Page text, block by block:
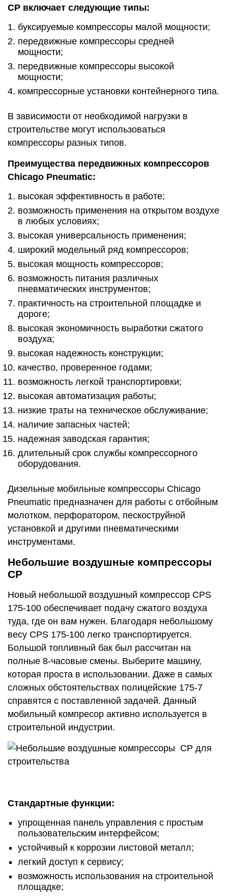
CP включает следующие типы:
буксируемые компрессоры малой мощности;
передвижные компрессоры средней
мощности;
передвижные компрессоры высокой
мощности;
компрессорные установки контейнерного типа.
В зависимости от необходимой нагрузки в
строительстве могут использоваться
компрессоры разных типов.
Преимущества передвижных компрессоров
Chicago Pneumatic:
высокая эффективность в работе;
возможность применения на открытом воздухе
в любых условиях;
высокая универсальность применения;
широкий модельный ряд компрессоров;
высокая мощность компрессоров;
возможность питания различных
пневматических инструментов;
практичность на строительной площадке и
дороге;
высокая экономичность выработки сжатого
воздуха;
высокая надежность конструкции;
качество, проверенное годами;
возможность легкой транспортировки;
высокая автоматизация работы;
низкие траты на техническое обслуживание;
наличие запасных частей;
надежная заводская гарантия;
длительный срок службы компрессорного
оборудования.
Дизельные мобильные компрессоры Chicago
Pneumatic предназначен для работы с отбойным
молотком, перфоратором, пескоструйной
установкой и другими пневматическими
инструментами.
Небольшие воздушные компрессоры
CP
Новый небольшой воздушный компрессор CPS
175-100 обеспечивает подачу сжатого воздуха
туда, где он вам нужен. Благодаря небольшому
весу CPS 175-100 легко транспортируется.
Большой топливный бак был рассчитан на
полные 8-часовые смены. Выберите машину,
которая проста в использовании. Даже в самых
сложных обстоятельствах полицейские 175-7
справятся с поставленной задачей. Данный
мобильный компресор активно используется в
строительной индустрии.
Стандартные функции:
упрощенная панель управления с простым
пользовательским интерфейсом;
устойчивый к коррозии листовой металл;
легкий доступ к сервису;
возможность использования на строительной
площадке;